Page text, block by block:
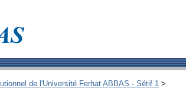
de l'Université Ferhat ABBAS - Sétif 1 >